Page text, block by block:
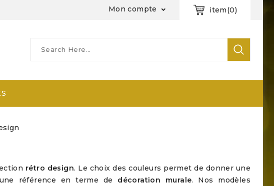
item(0)
Mon compte 
rétro design. Le choix des couleurs permet de donner une
référence en terme de décoration murale. Nos modèles